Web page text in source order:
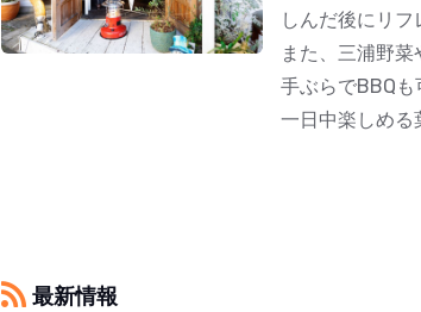
しんだ後にリフ
また、三浦野
手ぶらでBBQも
一日中楽しめる
最新情報